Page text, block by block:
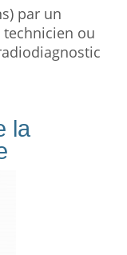
par un
ou
la